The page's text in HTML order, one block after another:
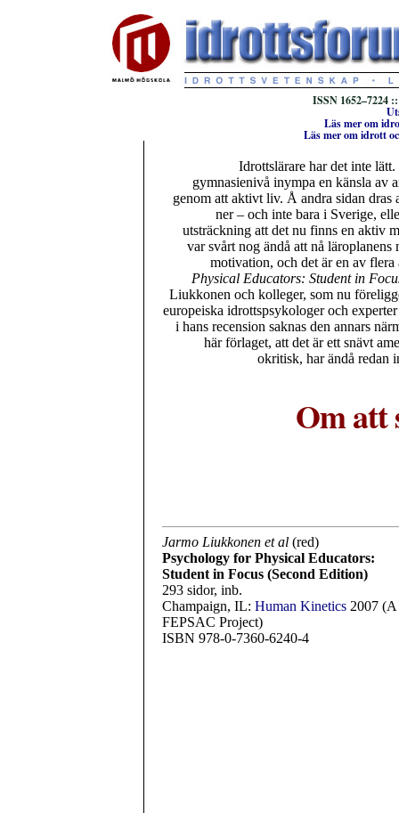
ISSN 1652–7224
Läs mer om
Läs mer om idrott
Idrottslärare har det inte
gymnasienivå inympa en känsla av
genom att aktivt liv. Å andra sidan
ner – och inte bara i Sverige,
utsträckning att det nu finns en aktiv
var svårt nog ändå att nå
motivation, och det är en av
Physical Educators: Student in
Liukkonen och kolleger, som nu
europeiska idrottspsykologer och
i hans recension saknas den annars
här förlaget, att det är ett snävt
okritisk, har ändå redan
Om att
Jarmo Liukkonen et al (red)
Psychology for Physical Educators:
Student in Focus (Second Edition)
293 sidor, inb.
Champaign, IL: Human Kinetics 2007 (A
FEPSAC Project)
ISBN 978-0-7360-6240-4